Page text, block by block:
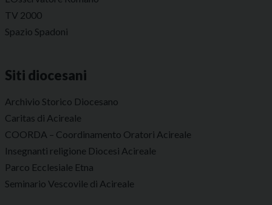
TV 2000
Spazio Spadoni
Siti diocesani
Archivio Storico Diocesano
Caritas di Acireale
COORDA – Coordinamento Oratori Acireale
Insegnanti religione Diocesi Acireale
Parco Ecclesiale Etna
Seminario Vescovile di Acireale